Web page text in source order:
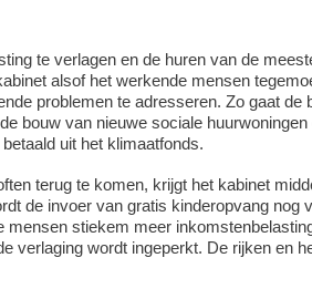
te verlagen en de huren van de
alsof het werkende mensen
problemen te adresseren. Zo gaat de
bouw van nieuwe sociale
uit het klimaatfonds.
terug te komen, krijgt het kabinet
de invoer van gratis kinderopvang nog
mensen stiekem meer
verlaging wordt ingeperkt. De rijken en